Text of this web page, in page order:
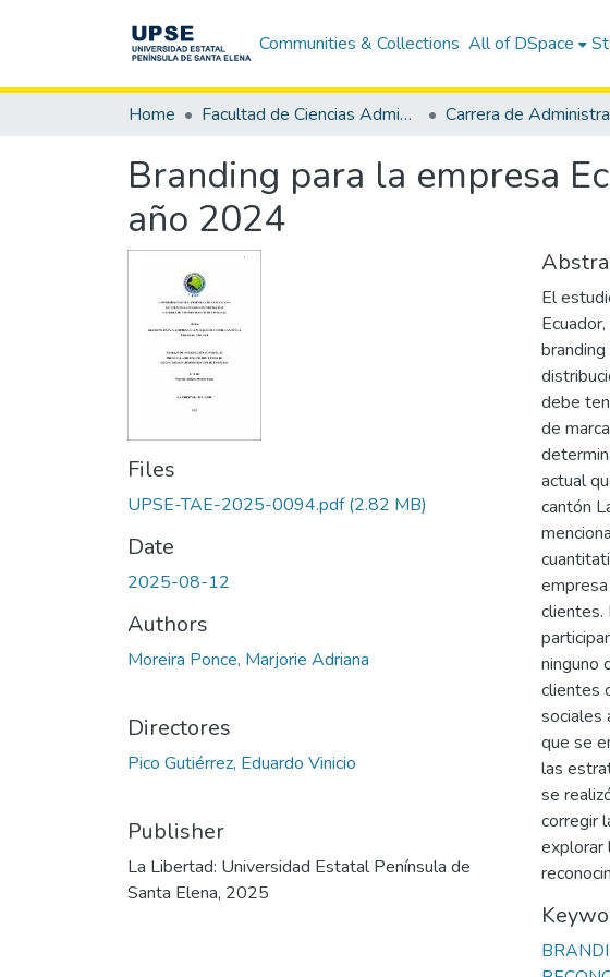
Communities & Collections All of DSpace
Home Facultad de Ciencias Administrativas
Branding para la empresa
año 2024
Files
UPSE-TAE-2025-0094.pdf(2.82 MB)
Date
2025-08-12
Authors
Moreira Ponce, Marjorie Adriana
Directores
Pico Gutiérrez, Eduardo Vinicio
Publisher
La Libertad: Universidad Estatal Península de
Santa Elena, 2025
El
debe
de
actual
cantón
clientes.
ninguno
clientes
sociales
que se
las
se
corregir
explorar